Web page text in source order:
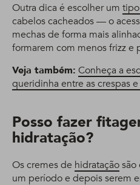
Outra dica é escolher um
cabelos cacheados — o
mechas de forma mais
formarem com menos frizz e
Veja também: Conheça a
queridinha entre as crespas
Posso fazer
hidratação?
Os cremes de hidrataçãosão
um período e depois serem